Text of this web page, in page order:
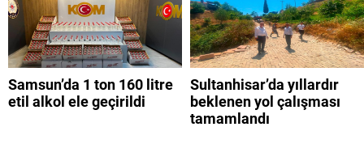
Samsun’da 1 ton 160 litre
etil alkol ele geçirildi
Sultanhisar’da yıllardır
beklenen yol çalışması
tamamlandı